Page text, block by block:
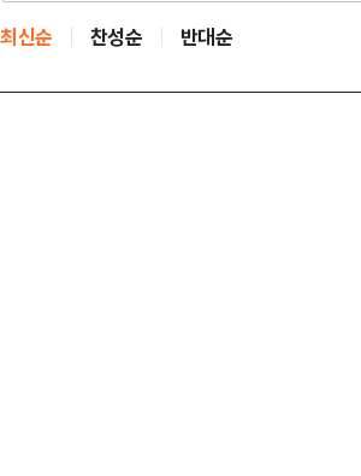
최신순 찬성순 반대순